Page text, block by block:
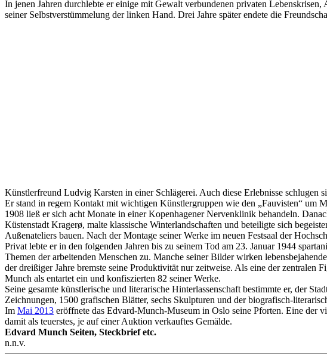
In jenen Jahren durchlebte er einige mit Gewalt verbundenen privaten
seiner Selbstverstümmelung der linken Hand. Drei Jahre später endete die
Künstlerfreund Ludvig Karsten in einer Schlägerei. Auch diese Erlebnisse schlugen
Er stand in regem Kontakt mit wichtigen Künstlergruppen wie den „Fauvisten“ um
1908 ließ er sich acht Monate in einer Kopenhagener Nervenklinik behandeln.
Küstenstadt Kragerø, malte klassische Winterlandschaften und beteiligte sich
Außenateliers bauen. Nach der Montage seiner Werke im neuen Festsaal der
Privat lebte er in den folgenden Jahren bis zu seinem Tod am 23. Januar 1944
Themen der arbeitenden Menschen zu. Manche seiner Bilder wirken
der dreißiger Jahre bremste seine Produktivität nur zeitweise. Als eine der
Munch als entartet ein und konfiszierten 82 seiner Werke.
Seine gesamte künstlerische und literarische Hinterlassenschaft bestimmte er, der
Zeichnungen, 1500 grafischen Blätter, sechs Skulpturen und der biografisch-
Im Mai 2013 eröffnete das Edvard-Munch-Museum in Oslo seine Pforten. Eine der
damit als teuerstes, je auf einer Auktion verkauftes Gemälde.
Edvard Munch Seiten, Steckbrief etc.
n.n.v.